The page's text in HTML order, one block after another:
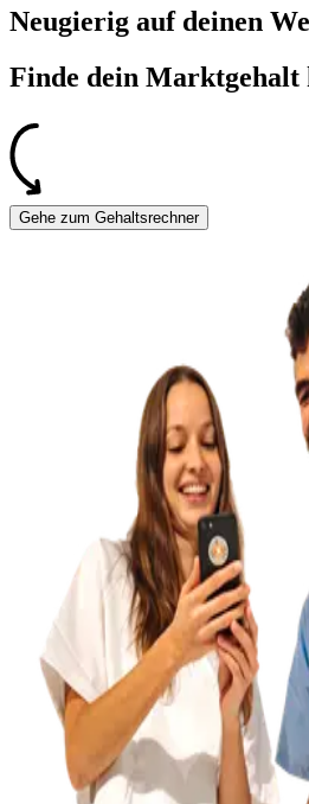
Neugierig auf deinen
Finde dein Marktgehalt
Gehe zum Gehaltsrechner